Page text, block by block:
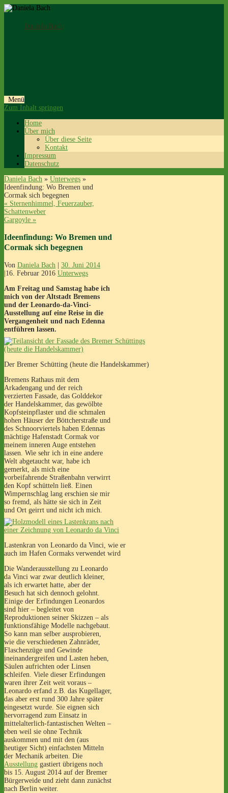
Daniela Bach
Menü
Zum Inhalt springen
Home
Über mich
Über diese Seite
Kontakt
Impressum
Datenschutz
Daniela Bach » Unterwegs »
Ideenfindung: Wo Bremen und
Cormak sich begegnen
« Sternenhimmel, Feuerzauber,
Schattenweber
Gargoyle »
Ideenfindung: Wo Bremen und
Cormak sich begegnen
Von Daniela Bach
30. Juni 2014
16. Februar 2016 Unterwegs
Am Freitag und Samstag habe ich
mich von der Altstadt Bremens
und der Leonardo-da-Vinci-
Ausstellung auf eine Reise in die
Vergangenheit und nach Edenna
entführen lassen.
Der Bremer Schütting (heute die Handelskammer)
Bremens Rathaus mit dem
Arkadengang und der reich
verzierten Fassade, das Golddekor
der Handelskammer, das gewölbte
Kopfsteinpflaster und die schmalen
hohen Häuser der Böttcherstraße und
des Schnoorviertels haben Edennas
mächtige Hafenstadt Cormak vor
meinem inneren Auge entstehen
lassen. Wie sehr ich in eine andere
Welt abgetaucht war, habe ich
gemerkt, als mich eine
vorbeifahrende Straßenbahn verwirrt
den Kopf schütteln ließ. Einen
Wimpernschlag lang erschien sie mir
so fremd, als hätte sie sich in Zeit
und Ort geirrt und nicht ich mich.
Lastenkran von Leonardo da Vinci, wie er
auch im Hafen Cormaks verwendet wird
Die Wanderausstellung zu Leonardo
da Vinci war zwar deutlich kleiner,
als ich erwartet hatte, aber der
Besuch hat sich dennoch gelohnt.
Einige der Erfindungen Leonardos
sind hier – begleitet von
Reproduktionen seiner Skizzen – als
funktionsfähige Modelle nachgebaut.
So kann man selber ausprobieren,
wie die verschiedenen Zahnräder,
Flaschenzüge und Gewinde
ineinandergreifen und Lasten heben,
Säulen aufrichten oder Linsen
schleifen. Viele dieser Erfindungen
waren ihrer Zeit weit voraus –
Leonardo erfand z.B. das Kugellager,
das aber erst rund 300 Jahre später
eingesetzt wurde. Sie eignen sich
hervorragend zum Einsatz in
mittelalterlich-fantastischen Welten –
eben weil sie ohne Technik
auskommen und mit den (aus
heutiger Sicht) einfachsten Mitteln
der Mechanik arbeiten. Die
Ausstellung gastiert übrigens noch
bis 15. August 2014 auf der Bremer
Bürgerweide und zieht dann zunächst
nach Berlin weiter.